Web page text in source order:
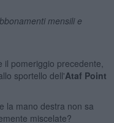
mensili e
pomeriggio precedente,
sportello dell'Ataf Point
la mano destra non sa
miscelate?